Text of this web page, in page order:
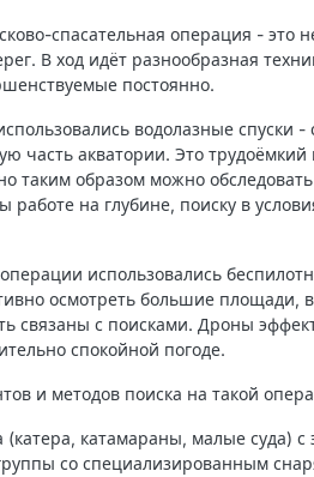
спасательная операция - это
В ход идёт разнообразная
постоянно.
водолазные спуски
часть акватории. Это
таким образом можно
работе на глубине, поиску в
использовались
осмотреть большие площади,
связаны с поисками. Дроны
спокойной погоде.
и методов поиска на такой
(катера, катамараны, малые суда)
со специализированным